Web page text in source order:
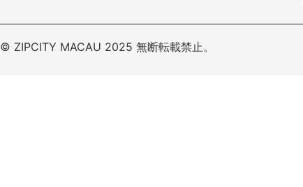
© ZIPCITY MACAU 2025 無断転載禁止。